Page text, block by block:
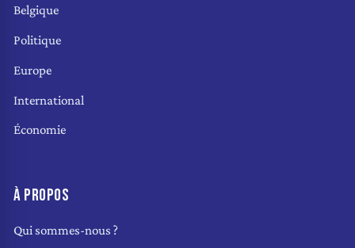
Belgique
Politique
Europe
International
Économie
À PROPOS
Qui sommes-nous ?